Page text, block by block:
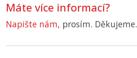
Máte více informací?
Napište nám, prosím. Děkujeme.